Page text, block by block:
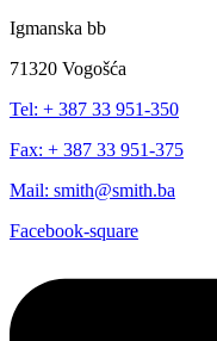
Igmanska bb
71320 Vogošća
Tel: + 387 33 951-350
Fax: + 387 33 951-375
Mail: smith@smith.ba
Facebook-square